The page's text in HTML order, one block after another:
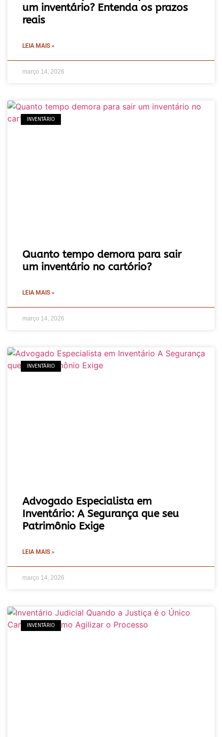
um inventário? Entenda os prazos
reais
LEIA MAIS »
março 14, 2026
INVENTÁRIO
Quanto tempo demora para sair
um inventário no cartório?
LEIA MAIS »
março 14, 2026
INVENTÁRIO
Advogado Especialista em
Inventário: A Segurança que seu
Patrimônio Exige
LEIA MAIS »
março 14, 2026
INVENTÁRIO